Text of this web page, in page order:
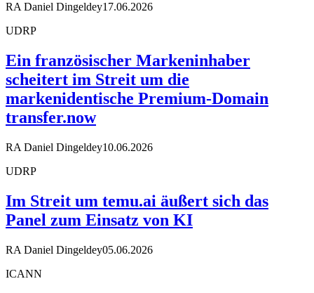
RA Daniel Dingeldey17.06.2026
UDRP
Ein französischer Markeninhaber
scheitert im Streit um die
markenidentische Premium-Domain
transfer.now
RA Daniel Dingeldey10.06.2026
UDRP
Im Streit um temu.ai äußert sich das
Panel zum Einsatz von KI
RA Daniel Dingeldey05.06.2026
ICANN